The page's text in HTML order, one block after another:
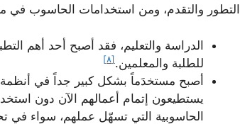
التطور والتقدم، ومن استخدامات الحاسوب في
الدراسة والتعليم، فقد أصبح أحد أهم
للطلبة والمعلمين. [٨]
أصبح مستخدَماً بشكل كبير جداً في
يستطيعون إتمام أعمالهم الآن دون
الحاسوبية التي تسهّل عملهم، سواء في